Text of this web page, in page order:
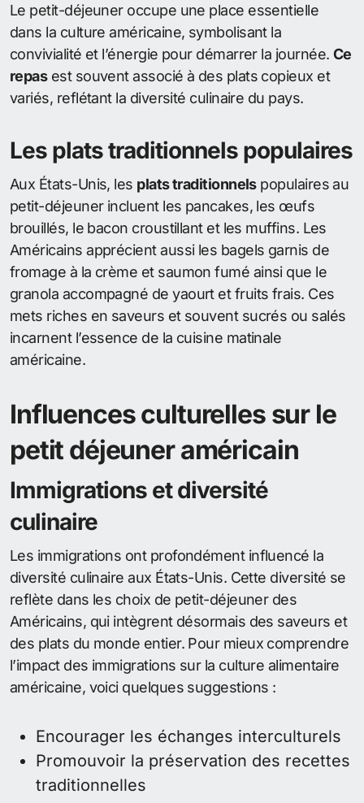
Le petit-déjeuner occupe une place essentielle
dans la culture américaine, symbolisant la
convivialité et l’énergie pour démarrer la journée. Ce
repasest souvent associé à des plats copieux et
variés, reflétant la diversité culinaire du pays.
Les plats traditionnels populaires
Aux États-Unis, les plats traditionnelspopulaires au
petit-déjeuner incluent les pancakes, les œufs
brouillés, le bacon croustillant et les muffins. Les
Américains apprécient aussi les bagels garnis de
fromage à la crème et saumon fumé ainsi que le
granola accompagné de yaourt et fruits frais. Ces
mets riches en saveurs et souvent sucrés ou salés
incarnent l’essence de la cuisine matinale
américaine.
Influences culturelles sur le
petit déjeuner américain
Immigrations et diversité
culinaire
Les immigrations ont profondément influencé la
diversité culinaire aux États-Unis. Cette diversité se
reflète dans les choix de petit-déjeuner des
Américains, qui intègrent désormais des saveurs et
des plats du monde entier. Pour mieux comprendre
l’impact des immigrations sur la culture alimentaire
américaine, voici quelques suggestions :
Encourager les échanges interculturels
Promouvoir la préservation des recettes
traditionnelles